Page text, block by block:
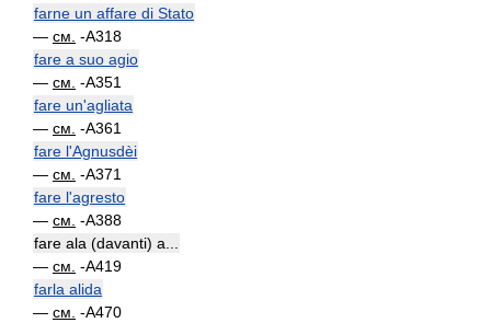
farne un affare di Stato
— см. -A318
fare a suo agio
— см. -A351
fare un'agliata
— см. -A361
fare l'Agnusdèi
— см. -A371
fare l'agresto
— см. -A388
fare ala (davanti) a...
— см. -A419
farla alida
— см. -A470